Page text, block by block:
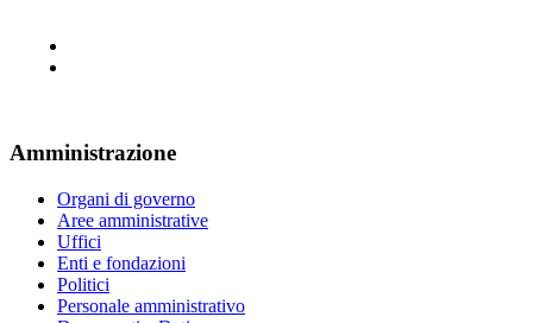
Amministrazione
Organi di governo
Aree amministrative
Uffici
Enti e fondazioni
Politici
Personale amministrativo